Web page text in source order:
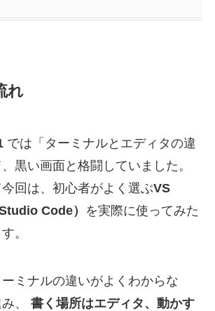
れ
では「ターミナルとエディタの違
黒い画面と格闘していました。
回は、初心者がよく選ぶVS
Code）
を実際に使ってみた
。
ーミナルの違いがよくわからな
、 書く場所はエディタ、動かす